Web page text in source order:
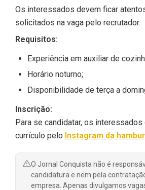
Os interessados devem ficar
solicitados na vaga pelo recrutador.
Requisitos:
Experiência em auxiliar de
Horário noturno;
Disponibilidade de terça a
Inscrição:
Para se candidatar, os interessados
currículo pelo Instagram da
O Jornal Conquista não é
candidatura e nem pela
empresa. Apenas divulgamos